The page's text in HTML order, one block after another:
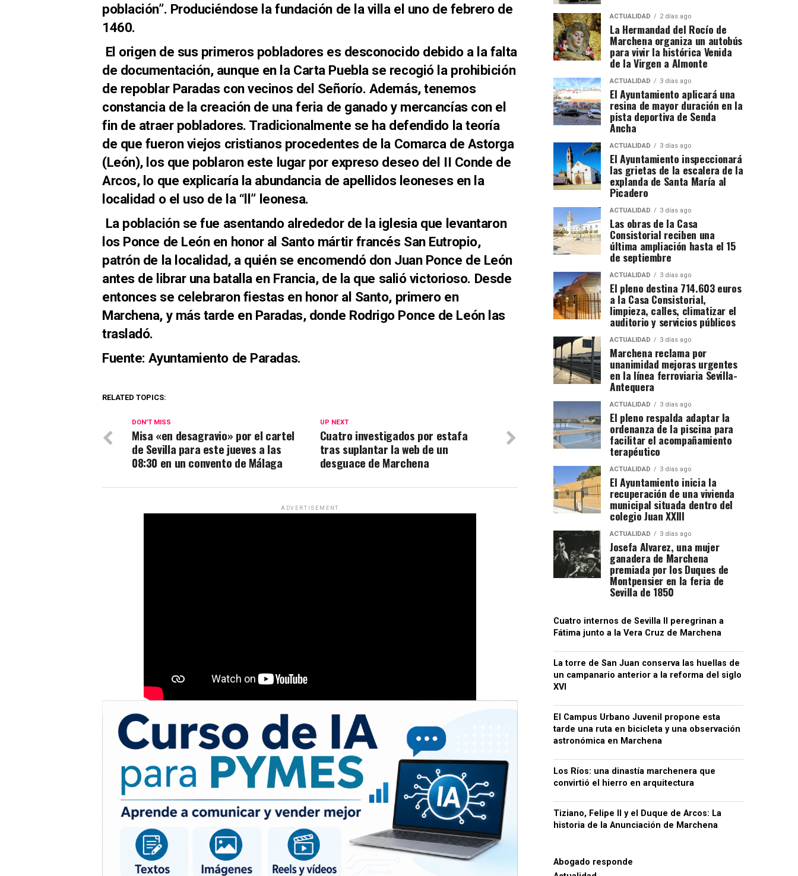
población”. Produciéndose la fundación de la villa el uno de febrero de
1460.
El origen de sus primeros pobladores es desconocido debido a la falta
de documentación, aunque en la Carta Puebla se recogió la prohibición
de repoblar Paradas con vecinos del Señorío. Además, tenemos
constancia de la creación de una feria de ganado y mercancías con el
fin de atraer pobladores. Tradicionalmente se ha defendido la teoría
de que fueron viejos cristianos procedentes de la Comarca de Astorga
(León), los que poblaron este lugar por expreso deseo del II Conde de
Arcos, lo que explicaría la abundancia de apellidos leoneses en la
localidad o el uso de la “ll” leonesa.
La población se fue asentando alrededor de la iglesia que levantaron
los Ponce de León en honor al Santo mártir francés San Eutropio,
patrón de la localidad, a quién se encomendó don Juan Ponce de León
antes de librar una batalla en Francia, de la que salió victorioso. Desde
entonces se celebraron fiestas en honor al Santo, primero en
Marchena, y más tarde en Paradas, donde Rodrigo Ponce de León las
trasladó.
Fuente: Ayuntamiento de Paradas.
RELATED TOPICS:
UP NEXT
Cuatro investigados por estafa
tras suplantar la web de un
desguace de Marchena
DON'T MISS
Misa «en desagravio» por el cartel
de Sevilla para este jueves a las
08:30 en un convento de Málaga
ADVERTISEMENT
ACTUALIDAD 2 días ago
La Hermandad del Rocío de
Marchena organiza un autobús
para vivir la histórica Venida
de la Virgen a Almonte
ACTUALIDAD 3 días ago
El Ayuntamiento aplicará una
resina de mayor duración en la
pista deportiva de Senda
Ancha
ACTUALIDAD 3 días ago
El Ayuntamiento inspeccionará
las grietas de la escalera de la
explanda de Santa María al
Picadero
ACTUALIDAD 3 días ago
Las obras de la Casa
Consistorial reciben una
última ampliación hasta el 15
de septiembre
ACTUALIDAD 3 días ago
El pleno destina 714.603 euros
a la Casa Consistorial,
limpieza, calles, climatizar el
auditorio y servicios públicos
ACTUALIDAD 3 días ago
Marchena reclama por
unanimidad mejoras urgentes
en la línea ferroviaria Sevilla-
Antequera
ACTUALIDAD 3 días ago
El pleno respalda adaptar la
ordenanza de la piscina para
facilitar el acompañamiento
terapéutico
ACTUALIDAD 3 días ago
El Ayuntamiento inicia la
recuperación de una vivienda
municipal situada dentro del
colegio Juan XXIII
ACTUALIDAD 3 días ago
Josefa Alvarez, una mujer
ganadera de Marchena
premiada por los Duques de
Montpensier en la feria de
Sevilla de 1850
Cuatro internos de Sevilla II peregrinan a
Fátima junto a la Vera Cruz de Marchena
La torre de San Juan conserva las huellas de
un campanario anterior a la reforma del siglo
XVI
El Campus Urbano Juvenil propone esta
tarde una ruta en bicicleta y una observación
astronómica en Marchena
Los Ríos: una dinastía marchenera que
convirtió el hierro en arquitectura
Tiziano, Felipe II y el Duque de Arcos: La
historia de la Anunciación de Marchena
Abogado responde